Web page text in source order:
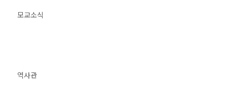
모교소식
역사관